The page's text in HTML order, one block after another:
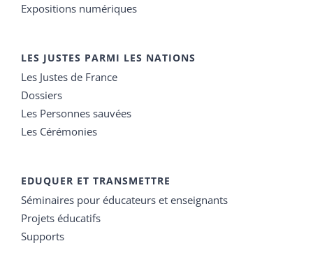
Expositions numériques
LES JUSTES PARMI LES NATIONS
Les Justes de France
Dossiers
Les Personnes sauvées
Les Cérémonies
EDUQUER ET TRANSMETTRE
Séminaires pour éducateurs et enseignants
Projets éducatifs
Supports